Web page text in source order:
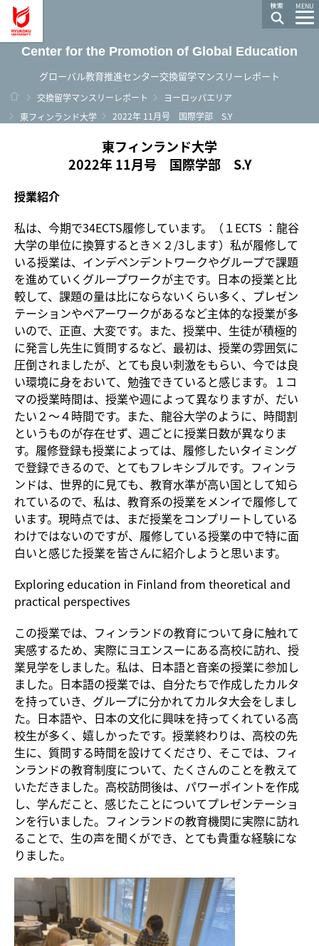
MENU
Center for the Promotion of Global Education
グローバル教育推進センター交換留学マンスリーレポート
ホーム
交換留学マンスリーレポート
ヨーロッパエリア
東フィンランド大学
2022年 11月号 国際学部 S.Y
東フィンランド大学
2022年 11月号 国際学部 S.Y
授業紹介
私は、今期で34ECTS履修しています。（１ECTS ：龍谷
大学の単位に換算するとき×２/3します）私が履修して
いる授業は、インデペンデントワークやグループで課題
を進めていくグループワークが主です。日本の授業と比
較して、課題の量は比にならないくらい多く、プレゼン
テーションやペアーワークがあるなど主体的な授業が多
いので、正直、大変です。また、授業中、生徒が積極的
に発言し先生に質問するなど、最初は、授業の雰囲気に
圧倒されましたが、とても良い刺激をもらい、今では良
い環境に身をおいて、勉強できていると感じます。１コ
マの授業時間は、授業や週によって異なりますが、だい
たい２～４時間です。また、龍谷大学のように、時間割
というものが存在せず、週ごとに授業日数が異なりま
す。履修登録も授業によっては、履修したいタイミング
で登録できるので、とてもフレキシブルです。フィンラ
ンドは、世界的に見ても、教育水準が高い国として知ら
れているので、私は、教育系の授業をメンイで履修して
います。現時点では、まだ授業をコンプリートしている
わけではないのですが、履修している授業の中で特に面
白いと感じた授業を皆さんに紹介しようと思います。
Exploring education in Finland from theoretical and
practical perspectives
この授業では、フィンランドの教育について身に触れて
実感するため、実際にヨエンスーにある高校に訪れ、授
業見学をしました。私は、日本語と音楽の授業に参加し
ました。日本語の授業では、自分たちで作成したカルタ
を持っていき、グループに分かれてカルタ大会をしまし
た。日本語や、日本の文化に興味を持ってくれている高
校生が多く、嬉しかったです。授業終わりは、高校の先
生に、質問する時間を設けてくださり、そこでは、フィ
ンランドの教育制度について、たくさんのことを教えて
いただきました。高校訪問後は、パワーポイントを作成
し、学んだこと、感じたことについてプレゼンテーショ
ンを行いました。フィンランドの教育機関に実際に訪れ
ることで、生の声を聞くができ、とても貴重な経験にな
りました。